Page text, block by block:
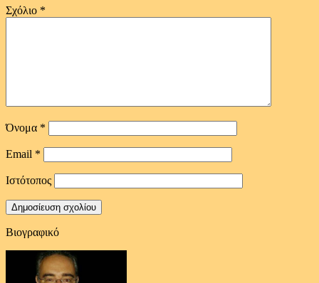
Σχόλιο *
Όνομα *
Email *
Ιστότοπος
Βιογραφικό